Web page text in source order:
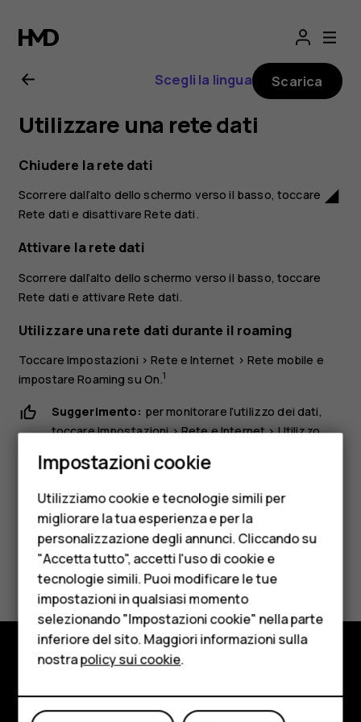
Manuale
d’uso
del
Nokia
2.1
Smartphone
Cellulari
Telefoni per anziani
Accessori
HMD Terra M
Per le imprese
Tablet
Negozio
Scegli la lingua Scarica
Utilizzare una rete dati
Chiudere la rete dati
Scorrere dall’alto dello schermo verso il basso, toccare network_cell
Rete dati e disattivareRete dati.
Attivare la rete dati
Scorrere dall’alto dello schermo verso il basso, toccare
Rete dati e attivare Rete dati.
Utilizzare una rete dati durante il roaming
ToccareImpostazioni >Rete e Internet > Rete mobile e
impostareRoaming su On.1
Suggerimento: per monitorare l’utilizzo dei dati,
toccareImpostazioni>Rete e Internet>Utilizzo
Ti è stato d'aiuto?
Sì No
Informazioni su
Impostazioni cookie
Utilizziamo cookie e tecnologie simili per
migliorare la tua esperienza e per la
personalizzazione degli annunci. Cliccando su
"Accetta tutto", accetti l'uso di cookie e
tecnologie simili. Puoi modificare le tue
impostazioni in qualsiasi momento
selezionando "Impostazioni cookie" nella parte
inferiore del sito. Maggiori informazioni sulla
nostrapolicy sui cookie.